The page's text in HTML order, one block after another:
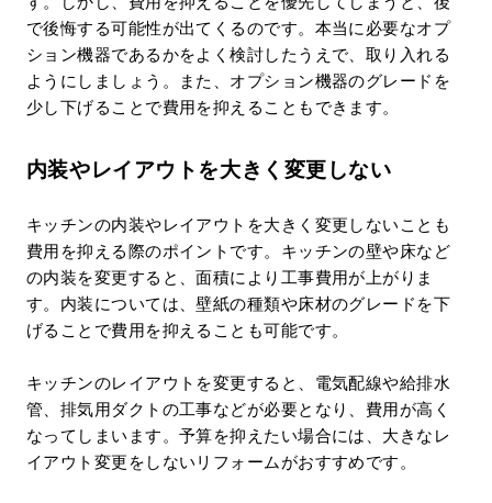
で後悔する可能性が出てくるのです。本当に必要なオプ
ション機器であるかをよく検討したうえで、取り入れる
ようにしましょう。また、オプション機器のグレードを
少し下げることで費用を抑えることもできます。
内装やレイアウトを大きく変更しない
キッチンの内装やレイアウトを大きく変更しないことも
費用を抑える際のポイントです。キッチンの壁や床など
の内装を変更すると、面積により工事費用が上がりま
す。内装については、壁紙の種類や床材のグレードを下
げることで費用を抑えることも可能です。
キッチンのレイアウトを変更すると、電気配線や給排水
管、排気用ダクトの工事などが必要となり、費用が高く
なってしまいます。予算を抑えたい場合には、大きなレ
イアウト変更をしないリフォームがおすすめです。